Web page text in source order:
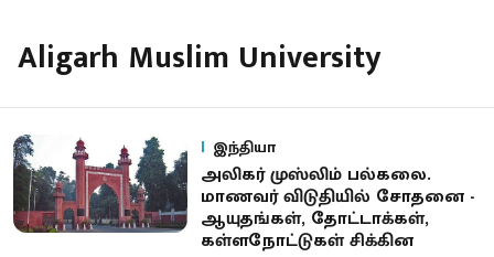
Aligarh Muslim University
இந்தியா
அலிகர் முஸ்லிம் பல்கலை.
மாணவர் விடுதியில் சோதனை -
ஆயுதங்கள், தோட்டாக்கள்,
கள்ளநோட்டுகள் சிக்கின